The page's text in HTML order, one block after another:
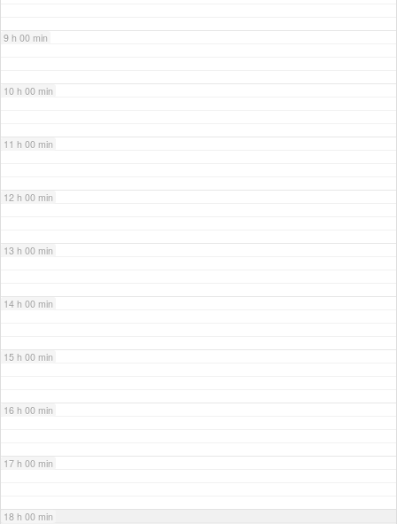
9 h 00 min
10 h 00 min
11 h 00 min
12 h 00 min
13 h 00 min
14 h 00 min
15 h 00 min
16 h 00 min
17 h 00 min
18 h 00 min